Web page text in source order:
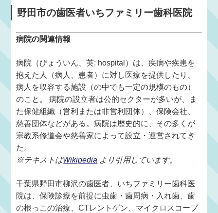
野田市の歯医者いちファミリー歯科医院
病院の関連情報
病院（びょういん、英: hospital）は、疾病や疾患を
抱えた人（病人、患者）に対し医療を提供したり、
病人を収容する施設（の中でも一定の規模のもの）
のこと。 病院の設立者は公的セクターが多いが、ま
た保健組織（営利または非営利団体）、保険会社、
慈善団体などがある。病院は歴史的に、その多くが
宗教系修道会や慈善家によって設立・運営されてき
た。
※テキストはWikipedia より引用しています。
千葉県野田市柳沢の歯医者、いちファミリー歯科医
院は、保険診療を前提に虫歯・歯周病・入れ歯、歯
の根っこの治療、CTレントゲン、マイクロスコープ